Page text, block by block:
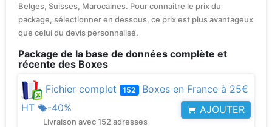
Belges, Suisses, Marocaines. Pour connaitre le prix du
package, sélectionner en dessous, ce prix est plus avantageux
que celui du devis personnalisé.
Package de la base de données complète et
récente des Boxes
Fichier complet 152 Boxes en France à 25€
HT
-40% AJOUTER
Livraison avec 152 adresses